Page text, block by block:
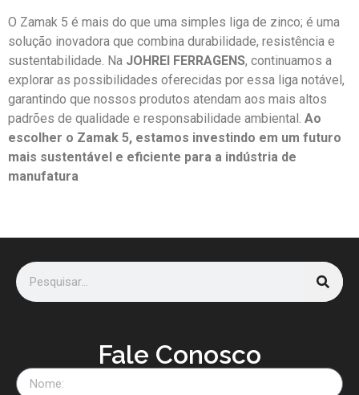
O Zamak 5 é mais do que uma simples liga de zinco; é uma
solução inovadora que combina durabilidade, resistência e
sustentabilidade. Na JOHREI FERRAGENS, continuamos a
explorar as possibilidades oferecidas por essa liga notável,
garantindo que nossos produtos atendam aos mais altos
padrões de qualidade e responsabilidade ambiental. Ao
escolher o Zamak 5, estamos investindo em um futuro
mais sustentável e eficiente para a indústria de
manufatura
Fale Conosco